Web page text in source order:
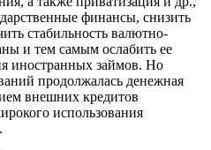
финансы, снизить
стабильность валютно-
и тем самым ослабить ее
иностранных займов. Но
продолжалась денежная
внешних кредитов
использования